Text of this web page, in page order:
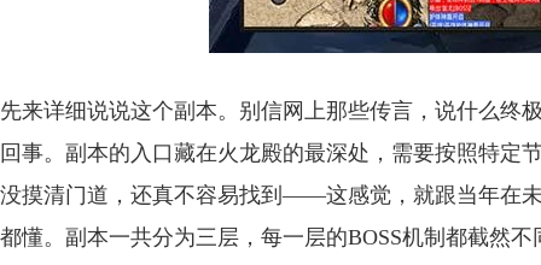
先来详细说说这个副本。别信网上那些传言，说什么终
回事。副本的入口藏在火龙殿的最深处，需要按照特定
没摸清门道，还真不容易找到——这感觉，就跟当年在
都懂。副本一共分为三层，每一层的BOSS机制都截然